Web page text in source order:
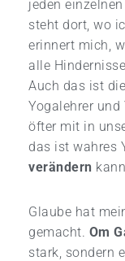
jeden
steht dort, wo
erinnert mich,
alle
Auch das ist
Yogalehrer
öfter mit in
das ist wahres
verändern
Glaube hat
gemacht. Om
stark, sondern